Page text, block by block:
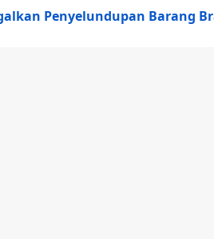
Penyelundupan Barang